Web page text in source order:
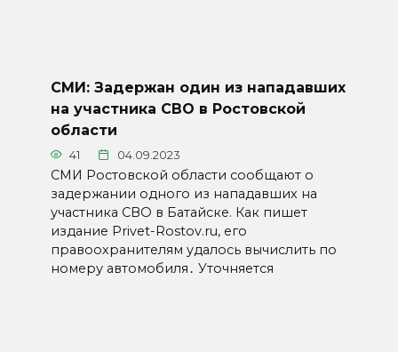
СМИ: Задержан один из нападавших
на участника СВО в Ростовской
области
41 04.09.2023
СМИ Ростовской области сообщают о
задержании одного из нападавших на
участника СВО в Батайске. Как пишет
издание Privet-Rostov.ru, его
правоохранителям удалось вычислить по
номеру автомобиля․ Уточняется